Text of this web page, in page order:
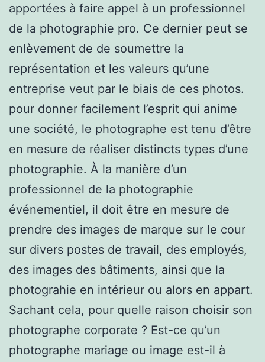
apportées à faire appel à un professionnel
de la photographie pro. Ce dernier peut se
enlèvement de de soumettre la
représentation et les valeurs qu’une
entreprise veut par le biais de ces photos.
pour donner facilement l’esprit qui anime
une société, le photographe est tenu d’être
en mesure de réaliser distincts types d’une
photographie. À la manière d’un
professionnel de la photographie
événementiel, il doit être en mesure de
prendre des images de marque sur le cour
sur divers postes de travail, des employés,
des images des bâtiments, ainsi que la
photograhie en intérieur ou alors en appart.
Sachant cela, pour quelle raison choisir son
photographe corporate ? Est-ce qu’un
photographe mariage ou image est-il à